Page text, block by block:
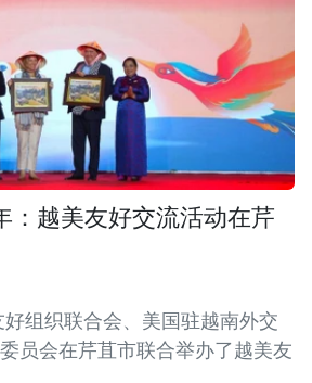
：越美友好交流活动在芹
好组织联合会、美国驻越南外交
员会在芹苴市联合举办了越美友